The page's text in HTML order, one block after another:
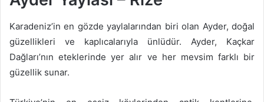
Karadeniz’in en gözde yaylalarından biri olan Ayder, doğal
güzellikleri ve kaplıcalarıyla ünlüdür. Ayder, Kaçkar
Dağları’nın eteklerinde yer alır ve her mevsim farklı bir
güzellik sunar.